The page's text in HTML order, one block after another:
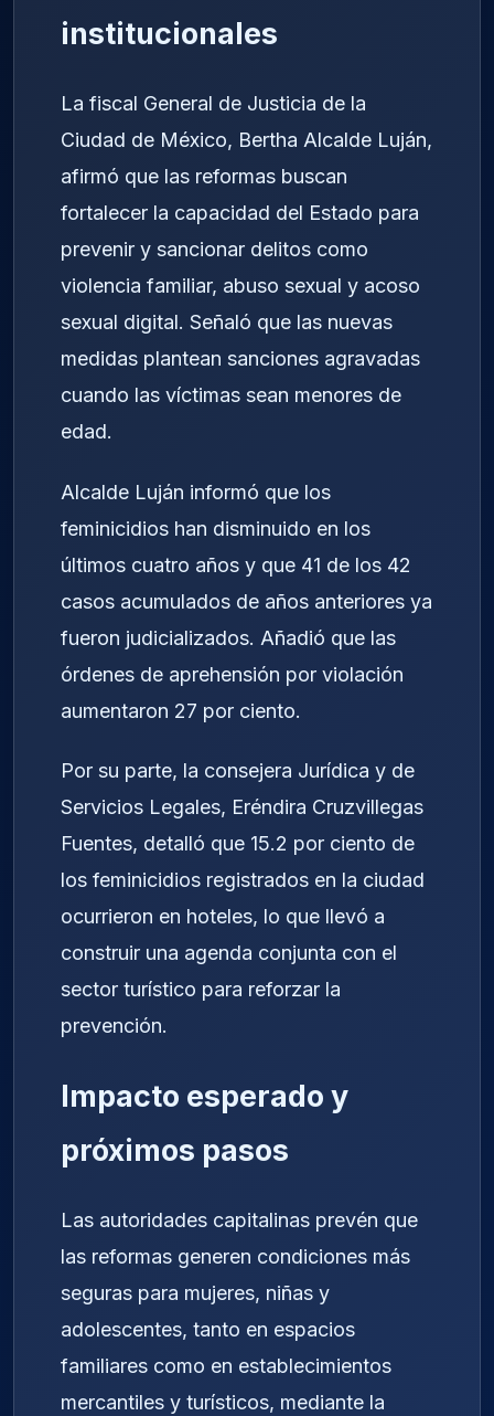
institucionales
La fiscal General de Justicia de la
Ciudad de México, Bertha Alcalde Luján,
afirmó que las reformas buscan
fortalecer la capacidad del Estado para
prevenir y sancionar delitos como
violencia familiar, abuso sexual y acoso
sexual digital. Señaló que las nuevas
medidas plantean sanciones agravadas
cuando las víctimas sean menores de
edad.
Alcalde Luján informó que los
feminicidios han disminuido en los
últimos cuatro años y que 41 de los 42
casos acumulados de años anteriores ya
fueron judicializados. Añadió que las
órdenes de aprehensión por violación
aumentaron 27 por ciento.
Por su parte, la consejera Jurídica y de
Servicios Legales, Eréndira Cruzvillegas
Fuentes, detalló que 15.2 por ciento de
los feminicidios registrados en la ciudad
ocurrieron en hoteles, lo que llevó a
construir una agenda conjunta con el
sector turístico para reforzar la
prevención.
Impacto esperado y
próximos pasos
Las autoridades capitalinas prevén que
las reformas generen condiciones más
seguras para mujeres, niñas y
adolescentes, tanto en espacios
familiares como en establecimientos
mercantiles y turísticos, mediante la